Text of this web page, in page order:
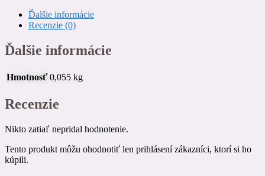
Ďalšie informácie
Recenzie (0)
Ďalšie informácie
Hmotnosť 0,055 kg
Recenzie
Nikto zatiaľ nepridal hodnotenie.
Tento produkt môžu ohodnotiť len prihlásení zákazníci, ktorí si ho
kúpili.